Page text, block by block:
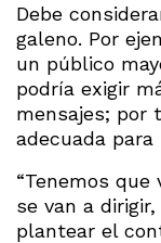
Debe
galeno. Por
un público
podría exigir
mensajes; por
adecuada
“Tenemos
se van a
plantear el